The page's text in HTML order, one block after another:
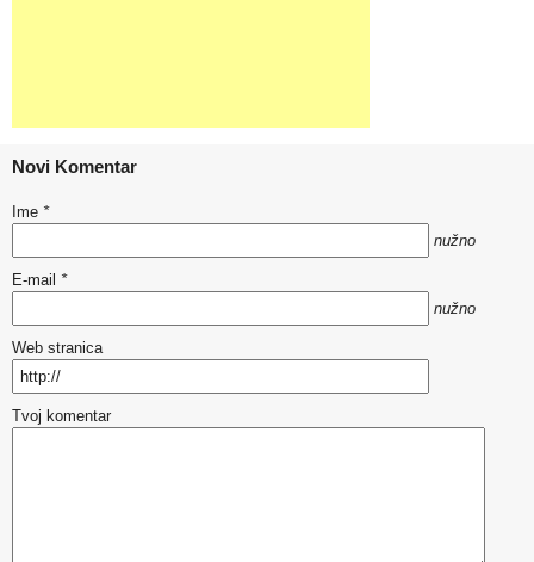
Novi Komentar
Ime *
nužno
E-mail *
nužno
Web stranica
Tvoj komentar